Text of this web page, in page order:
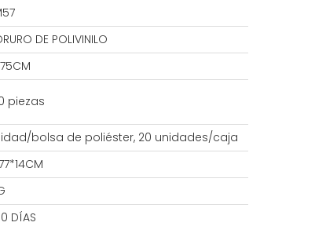
DE POLIVINILO
piezas
bolsa de poliéster, 20 unidades/caja
DÍAS